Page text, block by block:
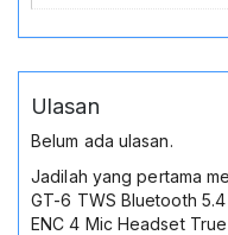
Ulasan
Belum ada ulasan.
Jadilah yang pertama
GT-6 TWS Bluetooth
ENC 4 Mic Headset